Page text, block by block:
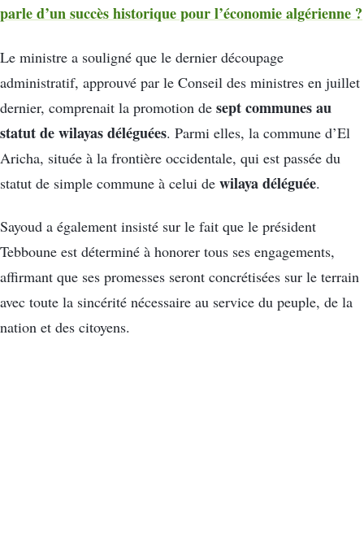
parle d’un succès historique pour l’économie algérienne ?
Le ministre a souligné que le dernier découpage
administratif, approuvé par le Conseil des ministres en juillet
dernier, comprenait la promotion de sept communes au
statut de wilayas déléguées. Parmi elles, la commune d’El
Aricha, située à la frontière occidentale, qui est passée du
statut de simple commune à celui de wilaya déléguée.
Sayoud a également insisté sur le fait que le président
Tebboune est déterminé à honorer tous ses engagements,
affirmant que ses promesses seront concrétisées sur le terrain
avec toute la sincérité nécessaire au service du peuple, de la
nation et des citoyens.